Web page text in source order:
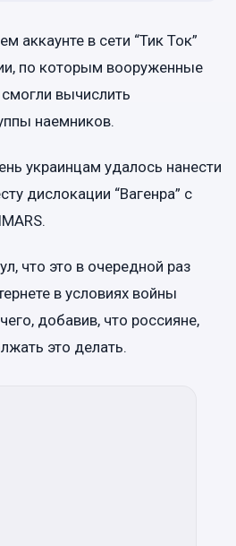
аккаунте в сети “Тик Ток”
по которым вооруженные
вычислить
наемников.
украинцам удалось нанести
дислокации “Вагенра” с
что это в очередной раз
в условиях войны
добавив, что россияне,
это делать.